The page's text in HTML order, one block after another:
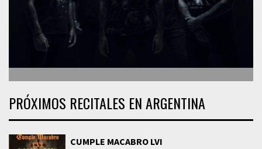
PRÓXIMOS RECITALES EN ARGENTINA
CUMPLE MACABRO LVI